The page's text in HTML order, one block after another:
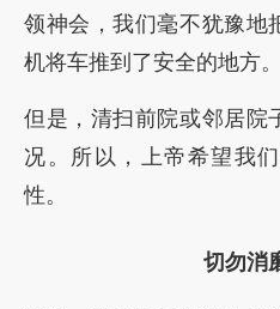
领神会，我们毫不犹豫地
机将车推到了安全的地方。
但是，清扫前院或邻居院
况。所以，上帝希望我
性。
切勿消